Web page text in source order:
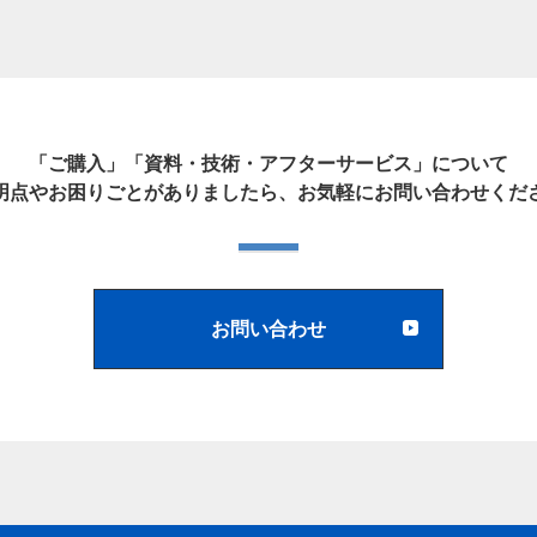
「ご購入」「資料・技術・アフターサービス」について
点やお困りごとがありましたら、お気軽にお問い合わせくだ
お問い合わせ